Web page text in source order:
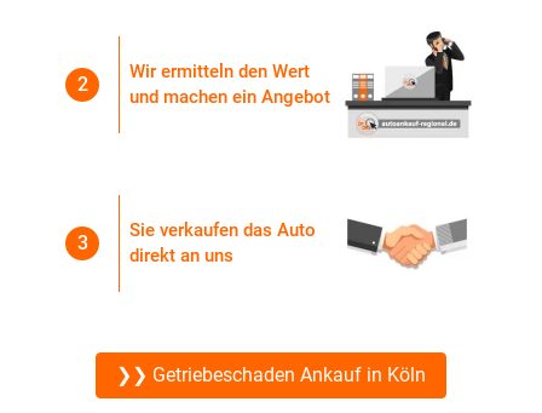
2
Wir ermitteln den Wert
und machen ein Angebot
3
Sie verkaufen das Auto
direkt an uns
❯❯ Getriebeschaden Ankauf in Köln